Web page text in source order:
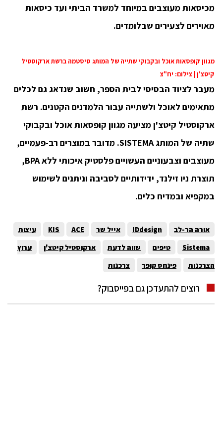
מכיסאות מעוצבים במיוחד למשרד הביתי ועד כיסאות
מאוירים לצעירים שבלומדים.
מגוון קופסאות אוכל ובקבוקי שתייה של המותג סיסטמה ברשת ארקוסטיל
קיטצ'ן | צילום: יח"צ
מעבר לציוד הבסיסי לבית הספר, חשוב שנדאג גם לכלים
מתאימים לאוכל ולשתייה עבור הלמדנים הקטנים. רשת
ארקוסטיל קיטצ'ן מציעה מגוון קופסאות אוכל ובקבוקי
שתיה של המותג SISTEMA. מדובר במוצרים רב-פעמיים,
מעוצבים וצבעוניים העשויים פלסטיק איכותי ללא BPA,
תוצרת ניו זילנד, ידידותיים לסביבה וניתנים לשימוש
במקפיא ובמדיח כלים.
אורה הר-לב IDdesign אייל שר KIS ACE
עיצות
Sistema
טיפים שווה לדעת ארקוסטיל קיטצ'ן
ערוץ
הצרכנות
פינחס קופר צרכנות
רוצים להתעדכן גם בפייסבוק?